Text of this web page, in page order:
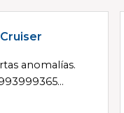
anomalías.